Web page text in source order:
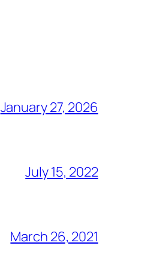
January 27, 2026
July 15, 2022
March 26, 2021